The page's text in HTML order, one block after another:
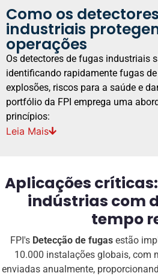
Como os
industriais
operações
Os detectores de fugas industriais
identificando rapidamente fugas
explosões, riscos para a saúde e
portfólio da FPI emprega uma
princípios:
Leia Mais
Aplicações
indústrias com
tempo
FPI's Detecção de fugas estão
10.000 instalações globais, com
enviadas anualmente,